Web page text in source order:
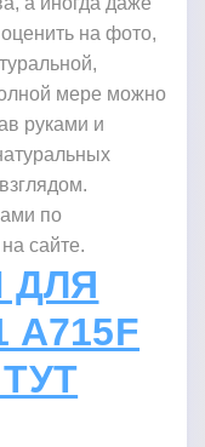
на фото,
мере можно
руками и
по
сайте.
ДЛЯ
A715F